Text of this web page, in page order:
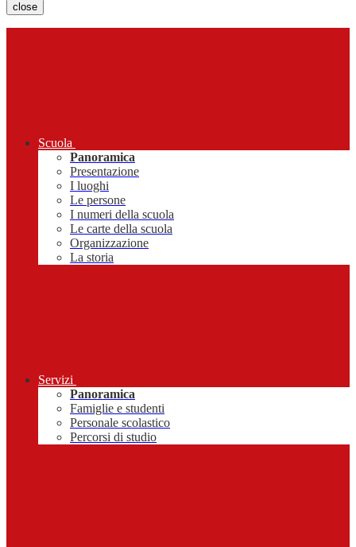
close
Scuola
Panoramica
Presentazione
I luoghi
Le persone
I numeri della scuola
Le carte della scuola
Organizzazione
La storia
Servizi
Panoramica
Famiglie e studenti
Personale scolastico
Percorsi di studio